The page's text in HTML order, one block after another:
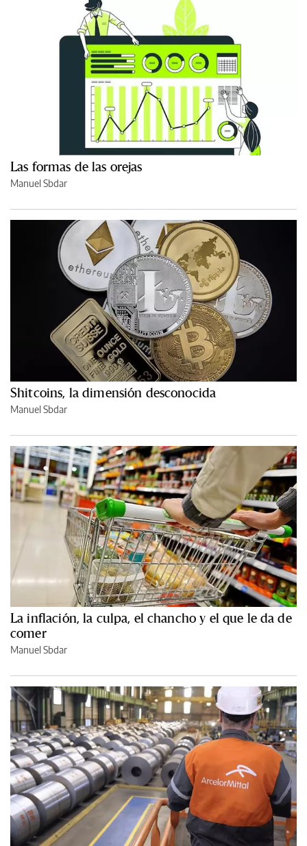
Las formas de las orejas
Manuel Sbdar
Shitcoins, la dimensión desconocida
Manuel Sbdar
La inflación, la culpa, el chancho y el que le da de
comer
Manuel Sbdar